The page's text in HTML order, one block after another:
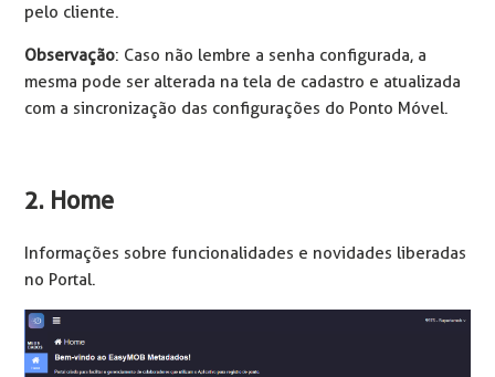
pelo cliente.
Observação: Caso não lembre a senha configurada, a
mesma pode ser alterada na tela de cadastro e atualizada
com a sincronização das configurações do Ponto Móvel.
2. Home
Informações sobre funcionalidades e novidades liberadas
no Portal.